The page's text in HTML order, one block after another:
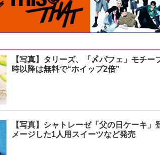
【写真】タリーズ、「〆パフェ」モチ
時以降は無料で“ホイップ2倍”
【写真】シャトレーゼ「父の日ケーキ
メージした1人用スイーツなど発売